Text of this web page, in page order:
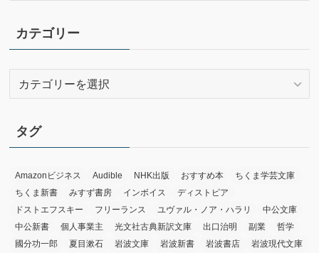
イ
ブ
カテゴリー
リ
ー
タグ
Amazonビジネス Audible NHK出版 おすすめ本
ちくま学芸文庫
ちくま新書
みすず書房 インボイス
ディストピア
ドストエフスキー
フリーランス ユヴァル・ノア・ハラリ
中公文庫
中公新書
個人事業主 光文社古典新訳文庫 出口治明 副業
哲学
國分功一郎
夏目漱石 岩波文庫 岩波新書 岩波書店 岩波現代文庫